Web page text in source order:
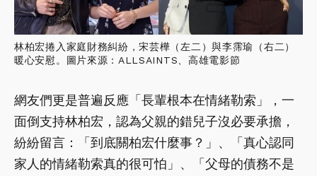
林柏宏捲入家庭財務糾紛，宋芸樺（左二）與李霈瑜（右二）
暖心安慰。圖片來源：ALLSAINTS、高雄電影節
網友們更是普遍反應「長輩根本在情緒勒索」，一
面倒支持林柏宏，認為父親的錯兒子沒必要承擔，
紛紛留言：「到底關柏宏什麼事？」、「真心認同
家人的情緒勒索真的很可怕」、「父母的債務不是